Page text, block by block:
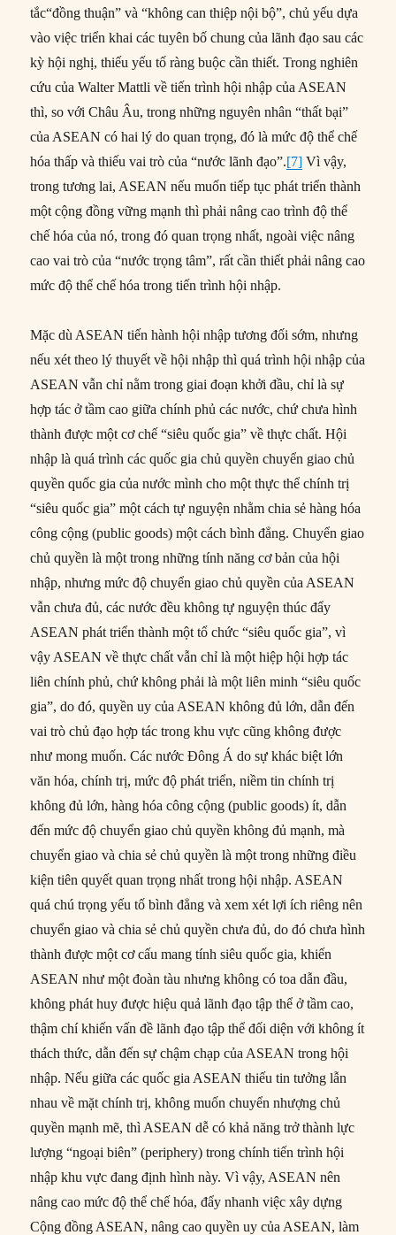
tắc“đồng thuận” và “không can thiệp nội bộ”, chủ yếu dựa
vào việc triển khai các tuyên bố chung của lãnh đạo sau các
kỳ hội nghị, thiếu yếu tố ràng buộc cần thiết. Trong nghiên
cứu của Walter Mattli về tiến trình hội nhập của ASEAN
thì, so với Châu Âu, trong những nguyên nhân “thất bại”
của ASEAN có hai lý do quan trọng, đó là mức độ thể chế
hóa thấp và thiếu vai trò của “nước lãnh đạo”.[7] Vì vậy,
trong tương lai, ASEAN nếu muốn tiếp tục phát triển thành
một cộng đồng vững mạnh thì phải nâng cao trình độ thể
chế hóa của nó, trong đó quan trọng nhất, ngoài việc nâng
cao vai trò của “nước trọng tâm”, rất cần thiết phải nâng cao
mức độ thể chế hóa trong tiến trình hội nhập.
Mặc dù ASEAN tiến hành hội nhập tương đối sớm, nhưng
nếu xét theo lý thuyết về hội nhập thì quá trình hội nhập của
ASEAN vẫn chỉ nằm trong giai đoạn khởi đầu, chỉ là sự
hợp tác ở tầm cao giữa chính phủ các nước, chứ chưa hình
thành được một cơ chế “siêu quốc gia” về thực chất. Hội
nhập là quá trình các quốc gia chủ quyền chuyển giao chủ
quyền quốc gia của nước mình cho một thực thể chính trị
“siêu quốc gia” một cách tự nguyện nhằm chia sẻ hàng hóa
công cộng (public goods) một cách bình đẳng. Chuyển giao
chủ quyền là một trong những tính năng cơ bản của hội
nhập, nhưng mức độ chuyển giao chủ quyền của ASEAN
vẫn chưa đủ, các nước đều không tự nguyện thúc đẩy
ASEAN phát triển thành một tổ chức “siêu quốc gia”, vì
vậy ASEAN về thực chất vẫn chỉ là một hiệp hội hợp tác
liên chính phủ, chứ không phải là một liên minh “siêu quốc
gia”, do đó, quyền uy của ASEAN không đủ lớn, dẫn đến
vai trò chủ đạo hợp tác trong khu vực cũng không được
như mong muốn. Các nước Đông Á do sự khác biệt lớn
văn hóa, chính trị, mức độ phát triển, niềm tin chính trị
không đủ lớn, hàng hóa công cộng (public goods) ít, dẫn
đến mức độ chuyển giao chủ quyền không đủ mạnh, mà
chuyển giao và chia sẻ chủ quyền là một trong những điều
kiện tiên quyết quan trọng nhất trong hội nhập. ASEAN
quá chú trọng yếu tố bình đẳng và xem xét lợi ích riêng nên
chuyển giao và chia sẻ chủ quyền chưa đủ, do đó chưa hình
thành được một cơ cấu mang tính siêu quốc gia, khiến
ASEAN như một đoàn tàu nhưng không có toa dẫn đầu,
không phát huy được hiệu quả lãnh đạo tập thể ở tầm cao,
thậm chí khiến vấn đề lãnh đạo tập thể đối diện với không ít
thách thức, dẫn đến sự chậm chạp của ASEAN trong hội
nhập. Nếu giữa các quốc gia ASEAN thiếu tin tưởng lẫn
nhau về mặt chính trị, không muốn chuyển nhượng chủ
quyền mạnh mẽ, thì ASEAN dễ có khả năng trở thành lực
lượng “ngoại biên” (periphery) trong chính tiến trình hội
nhập khu vực đang định hình này. Vì vậy, ASEAN nên
nâng cao mức độ thể chế hóa, đẩy nhanh việc xây dựng
Cộng đồng ASEAN, nâng cao quyền uy của ASEAN, làm